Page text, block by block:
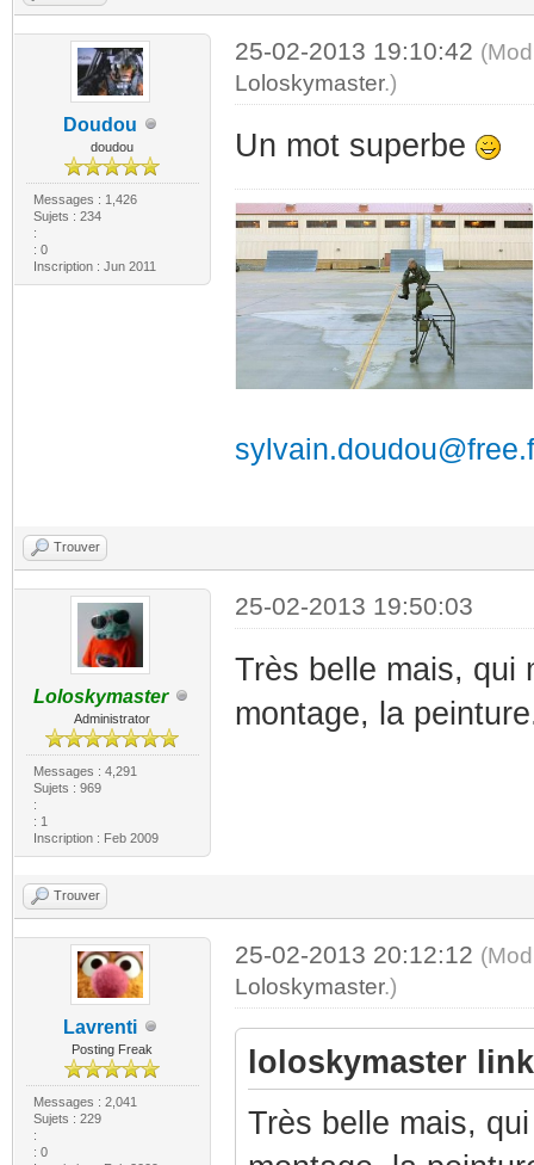
Doudou
doudou
Messages : 1,426
Sujets : 234
:
: 0
Inscription : Jun 2011
25-02-2013 19:10:42
Loloskymaster.)
Un mot superbe
Trouver
Loloskymaster
Administrator
Messages : 4,291
Sujets : 969
:
: 1
Inscription : Feb 2009
25-02-2013 19:50:03
Très belle mais, qui
montage, la
Trouver
Lavrenti
Posting Freak
Messages : 2,041
Sujets : 229
:
: 0
25-02-2013 20:12:12
Loloskymaster.)
loloskymaster
Très belle mais,